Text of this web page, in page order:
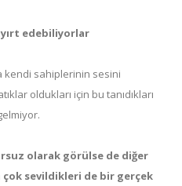
edebiliyorlar
kendi sahiplerinin sesini
oldukları için bu tanıdıkları
olarak görülse de diğer
sevildikleri de bir gerçek